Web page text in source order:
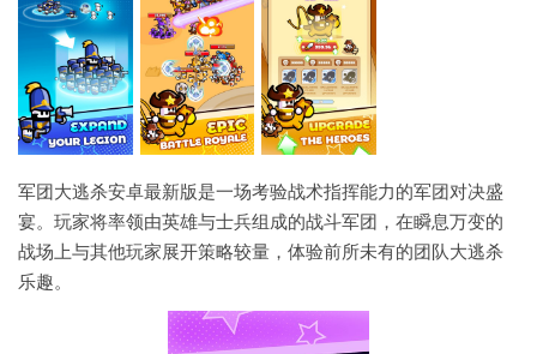
军团大逃杀安卓最新版是一场考验战术指挥能力的军团对决盛
宴。玩家将率领由英雄与士兵组成的战斗军团，在瞬息万变的
战场上与其他玩家展开策略较量，体验前所未有的团队大逃杀
乐趣。